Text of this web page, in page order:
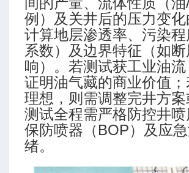
例）及关井后的压力变
计算地层渗透率、污染
系数）及边界特征（如
响）。若测试获工业油
证明油气藏的商业价值
理想，则需调整完井方案
测试全程需严格防控井
保防喷器（BOP）及应
绪。